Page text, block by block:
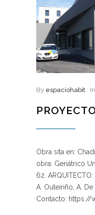
By espaciohabit In
Obra sita en:
obra: Geriátrico
62.
A. Outeiriño, A. De
Contacto: https://